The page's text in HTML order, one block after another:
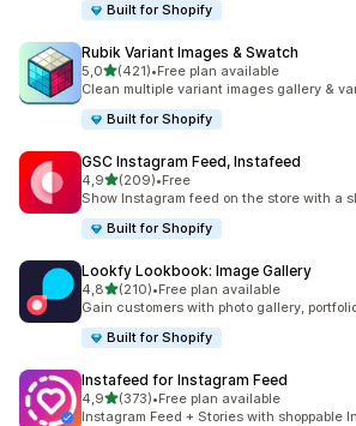
Built for Shopify
Rubik Variant Images & Swatch
5,0av 5 stjerner
(421)
Totalt 421 omtaler
•Free plan available
Clean multiple variant images gallery &
Built for Shopify
GSC Instagram Feed, Instafeed
4,9av 5 stjerner
(209)
Totalt 209 omtaler
•Free
Show Instagram feed on the store with a
Built for Shopify
Lookfy Lookbook: Image Gallery
4,8av 5 stjerner
(210)
Totalt 210 omtaler
•Free plan available
Gain customers with photo gallery,
Built for Shopify
Instafeed for Instagram Feed
4,9av 5 stjerner
(373)
Totalt 373 omtaler
•Free plan available
Instagram Feed + Stories with shoppable